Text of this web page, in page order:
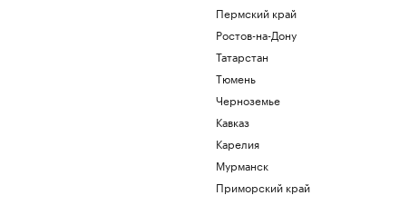
Турцией прохода судов в Черном море
Пермский край
Ростов-на-Дону
Татарстан
Тюмень
Черноземье
Кавказ
Карелия
Мурманск
Приморский край